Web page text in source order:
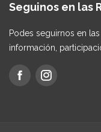
Seguinos en las
Podes seguirnos en
información,